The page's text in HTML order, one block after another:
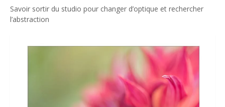
Savoir sortir du studio pour changer d’optique et rechercher
l’abstraction